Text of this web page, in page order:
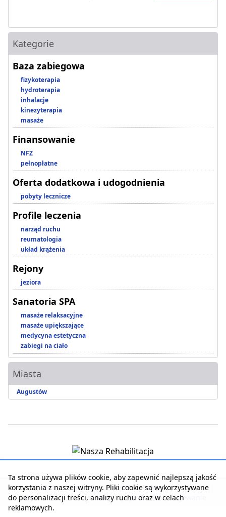
Kategorie
Baza zabiegowa
fizykoterapia
hydroterapia
inhalacje
kinezyterapia
masaże
Finansowanie
NFZ
pełnopłatne
Oferta dodatkowa i udogodnienia
pobyty lecznicze
Profile leczenia
narząd ruchu
reumatologia
układ krążenia
Rejony
jeziora
Sanatoria SPA
masaże relaksacyjne
masaże upiększające
medycyna estetyczna
zabiegi na ciało
Miasta
Augustów
Strona główna | Kontakt z serwisem | Reklama w serwisie
Regulamin serwisu | Polityka prywatności | Logowanie
Ta strona używa plików cookie, aby zapewnić najlepszą jakość
korzystania z naszej witryny. Pliki cookie są wykorzystywane
do personalizacji treści, analizy ruchu oraz w celach
reklamowych.